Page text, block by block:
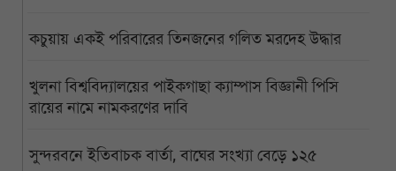
কচুয়ায় একই পরিবারের তিনজনের গলিত মরদেহ উদ্ধার
খুলনা বিশ্ববিদ্যালয়ের পাইকগাছা ক্যাম্পাস বিজ্ঞানী পিসি
রায়ের নামে নামকরণের দাবি
সুন্দরবনে ইতিবাচক বার্তা, বাঘের সংখ্যা বেড়ে ১২৫